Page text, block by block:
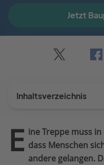
Jetzt
Inhaltsverzeichnis
E ine Treppe muss
dass Menschen
andere gelangen.